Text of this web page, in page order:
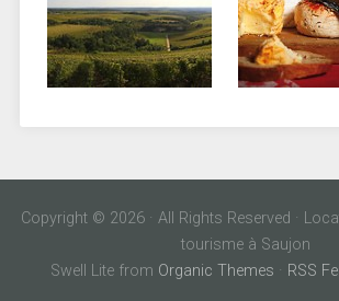
Copyright © 2026 · All Rights Reserved ·
tourisme à Saujon
Swell Lite from Organic Themes · RSS